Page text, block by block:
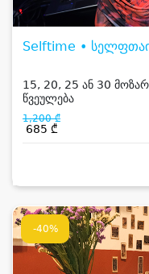
Selftime •
15, 20, 25 ან 30
წვეულება
1,200 ₾
685 ₾
-40%